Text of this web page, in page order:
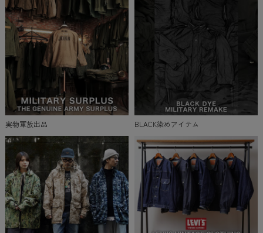
実物軍放出品 BLACK染めアイテム